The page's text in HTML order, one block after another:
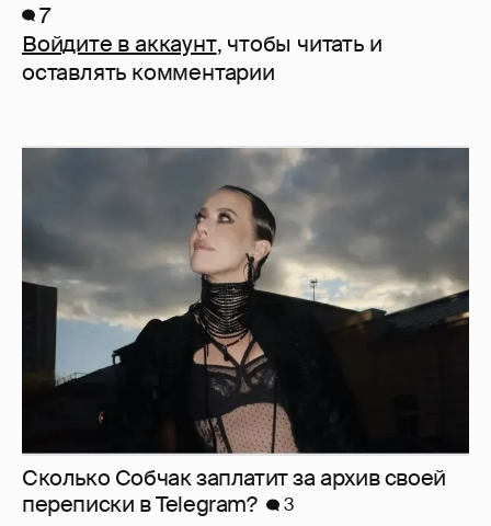
7
Войдите в аккаунт, чтобы читать и
оставлять комментарии
Сколько Собчак заплатит за архив своей
перeписки в Telegram?
3